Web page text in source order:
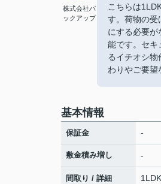
株式会社バ
ックアップ
こちらは
す。荷物の受
にする必要
能です。セキ
るイチオシ
わりやご要望
基本情報
保証金 -
敷金積み増し -
間取り / 詳細 1LDK